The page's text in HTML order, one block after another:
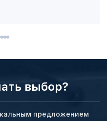
выбор?
предложением